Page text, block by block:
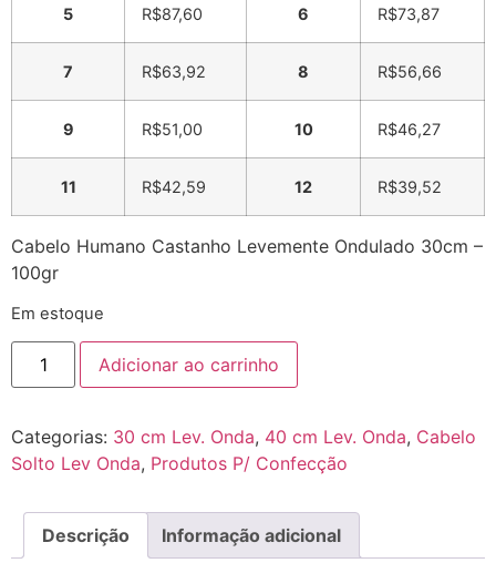
5 R$87,60 6 R$73,87
7 R$63,92 8 R$56,66
9 R$51,00 10 R$46,27
11 R$42,59 12 R$39,52
Cabelo Humano Castanho Levemente Ondulado 30cm –
100gr
Em estoque
Adicionar ao carrinho
Categorias: 30 cm Lev. Onda, 40 cm Lev. Onda, Cabelo
Solto Lev Onda, Produtos P/ Confecção
Descrição Informação adicional